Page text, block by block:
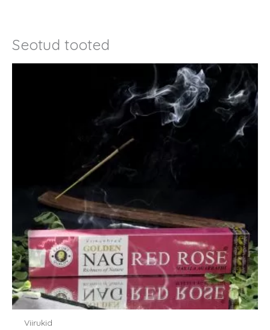
Seotud tooted
Viirukid